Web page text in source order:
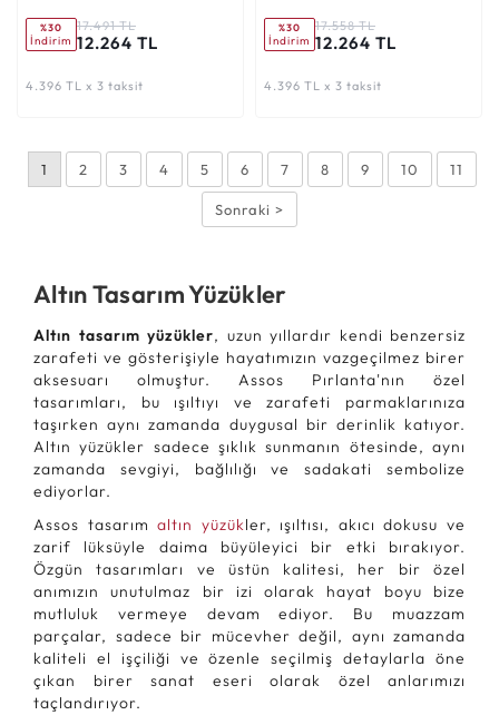
%30
İndirim
17.491 TL
12.264 TL
4.396 TL x 3 taksit
%30
İndirim
17.558 TL
12.264 TL
4.396 TL x 3 taksit
1 2 3 4 5 6 7 8 9 10 11
Sonraki >
Altın Tasarım Yüzükler
Altın tasarım yüzükler, uzun yıllardır kendi benzersiz
zarafeti ve gösterişiyle hayatımızın vazgeçilmez birer
aksesuarı olmuştur. Assos Pırlanta'nın özel
tasarımları, bu ışıltıyı ve zarafeti parmaklarınıza
taşırken aynı zamanda duygusal bir derinlik katıyor.
Altın yüzükler sadece şıklık sunmanın ötesinde, aynı
zamanda sevgiyi, bağlılığı ve sadakati sembolize
ediyorlar.
Assos tasarımaltın yüzükler, ışıltısı, akıcı dokusu ve
zarif lüksüyle daima büyüleyici bir etki bırakıyor.
Özgün tasarımları ve üstün kalitesi, her bir özel
anımızın unutulmaz bir izi olarak hayat boyu bize
mutluluk vermeye devam ediyor. Bu muazzam
parçalar, sadece bir mücevher değil, aynı zamanda
kaliteli el işçiliği ve özenle seçilmiş detaylarla öne
çıkan birer sanat eseri olarak özel anlarımızı
taçlandırıyor.